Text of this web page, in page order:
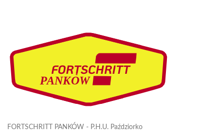
FORTSCHRITT PANKÓW - P.H.U. Paździorko